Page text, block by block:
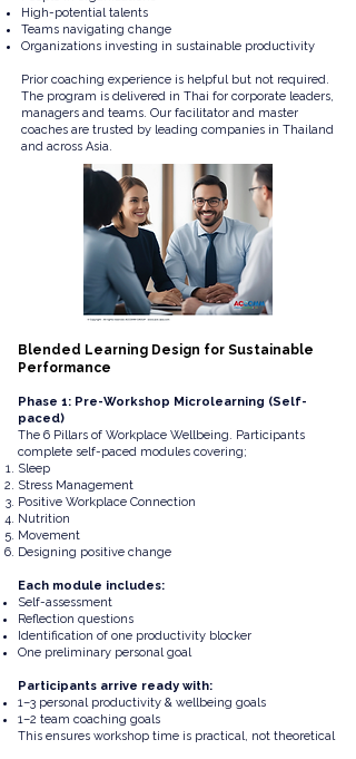
High-potential talents
Teams navigating change
Organizations investing in sustainable productivity
Prior coaching experience is helpful but not required.
The program is delivered in Thai for corporate leaders,
managers and teams. Our facilitator and master
coaches are trusted by leading companies in Thailand
and across Asia.
Blended Learning Design for Sustainable
Performance
Phase 1: Pre-Workshop Microlearning (Self-
paced)
The 6 Pillars of Workplace Wellbeing. Participants
complete self-paced modules covering;
Sleep
Stress Management
Positive Workplace Connection
Nutrition
Movement
Designing positive change
Each module includes:
Self-assessment
Reflection questions
Identification of one productivity blocker
One preliminary personal goal
Participants arrive ready with:
1–3 personal productivity & wellbeing goals
1–2 team coaching goals
This ensures workshop time is practical, not theoretical